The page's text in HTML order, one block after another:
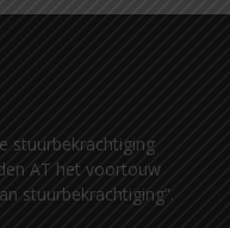
stuurbekrachtiging
AT het voortouw
stuurbekrachtiging”.